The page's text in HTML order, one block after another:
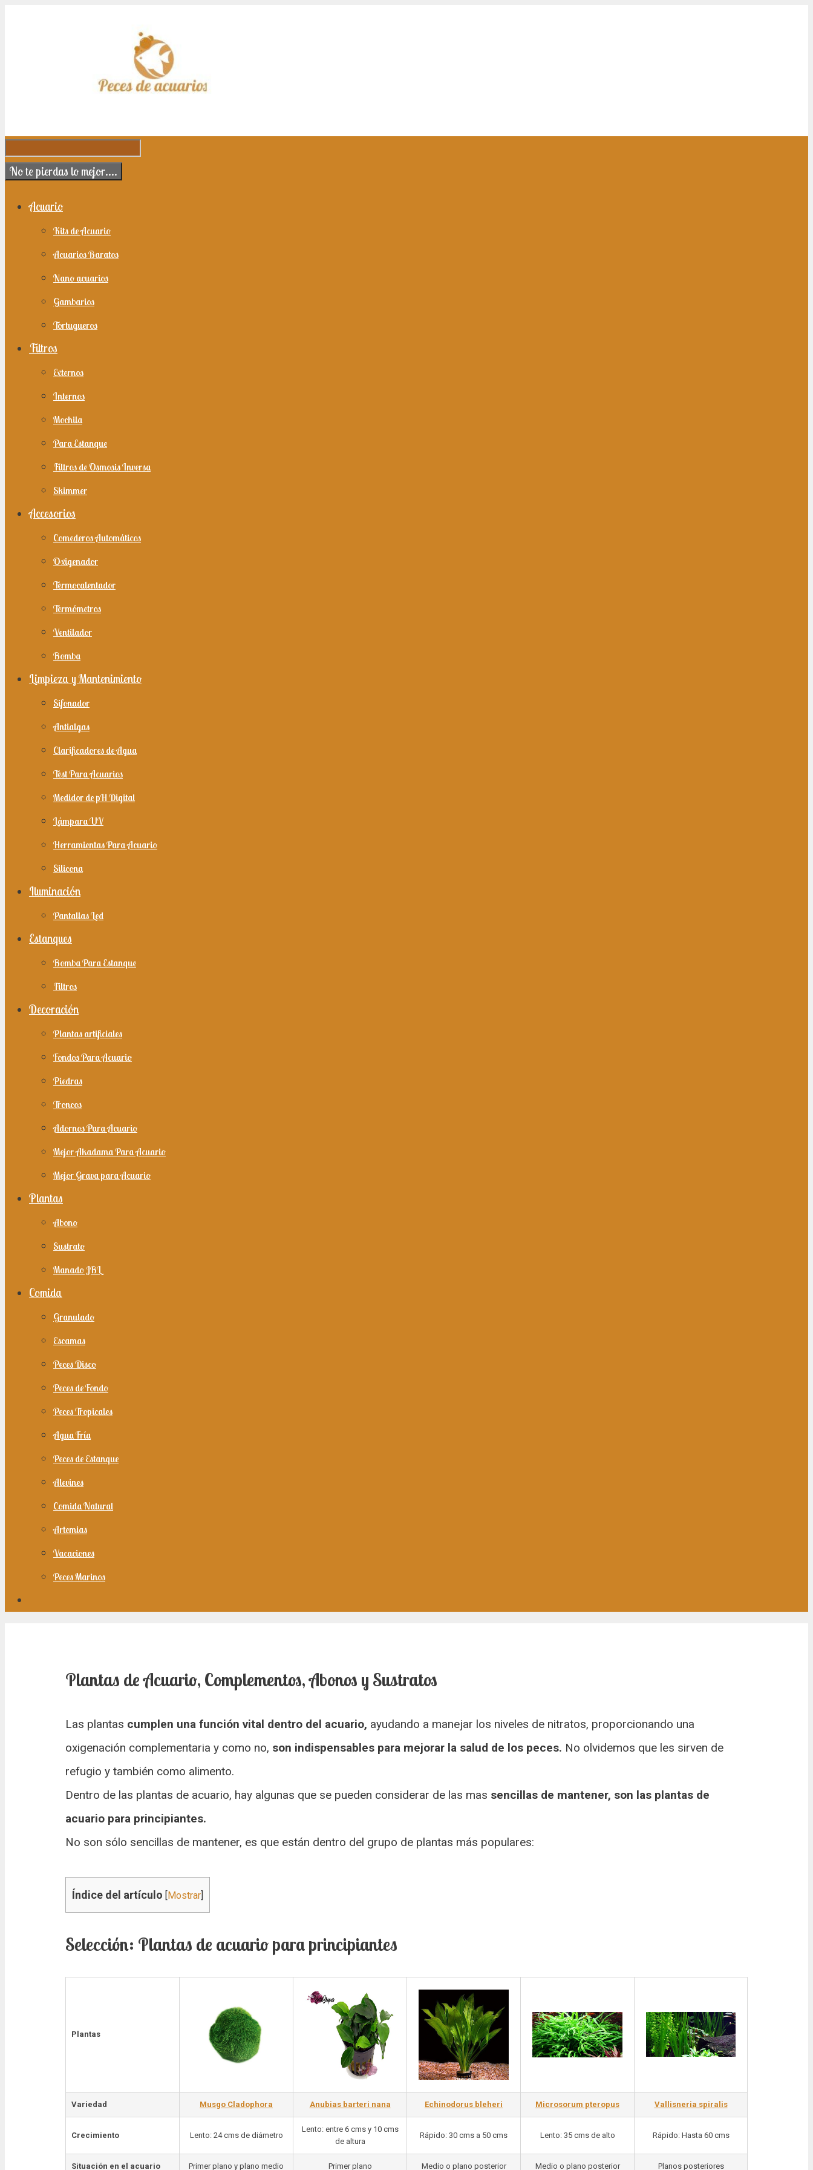
No te pierdas lo mejor....
Acuario
Kits de Acuario
Acuarios Baratos
Nano acuarios
Gambarios
Tortugueros
Filtros
Externos
Internos
Mochila
Para Estanque
Filtros de Osmosis Inversa
Skimmer
Accesorios
Comederos Automáticos
Oxigenador
Termocalentador
Termómetros
Ventilador
Bomba
Limpieza y Mantenimiento
Sifonador
Antialgas
Clarificadores de Agua
Test Para Acuarios
Medidor de pH Digital
Lámpara UV
Herramientas Para Acuario
Silicona
Iluminación
Pantallas Led
Estanques
Bomba Para Estanque
Filtros
Decoración
Plantas artificiales
Fondos Para Acuario
Piedras
Troncos
Adornos Para Acuario
Mejor Akadama Para Acuario
Mejor Grava para Acuario
Plantas
Abono
Sustrato
Manado JBL
Comida
Granulado
Escamas
Peces Disco
Peces de Fondo
Peces Tropicales
Agua Fría
Peces de Estanque
Alevines
Comida Natural
Artemias
Vacaciones
Peces Marinos
Plantas de Acuario, Complementos, Abonos y Sustratos
Las plantas cumplen una función vital dentro del acuario, ayudando a manejar los niveles de nitratos, proporcionando una
oxigenación complementaria y como no, son indispensables para mejorar la salud de los peces. No olvidemos que les sirven de
refugio y también como alimento.
Dentro de las plantas de acuario, hay algunas que se pueden considerar de las mas sencillas de mantener, son las plantas de
acuario para principiantes.
No son sólo sencillas de mantener, es que están dentro del grupo de plantas más populares:
Índice del artículo [Mostrar]
Selección: Plantas de acuario para principiantes
Plantas
Variedad Musgo Cladophora Anubias barteri nana Echinodorus bleheri Microsorum pteropus Vallisneria spiralis
Crecimiento Lento: 24 cms de diámetro
Lento: entre 6 cms y 10 cms
de altura
Rápido: 30 cms a 50 cms Lento: 35 cms de alto Rápido: Hasta 60 cms
Situación en el acuario Primer plano y plano medio Primer plano Medio o plano posterior Medio o plano posterior Planos posteriores